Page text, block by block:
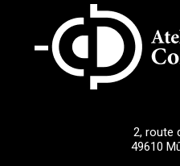
2, route
49610